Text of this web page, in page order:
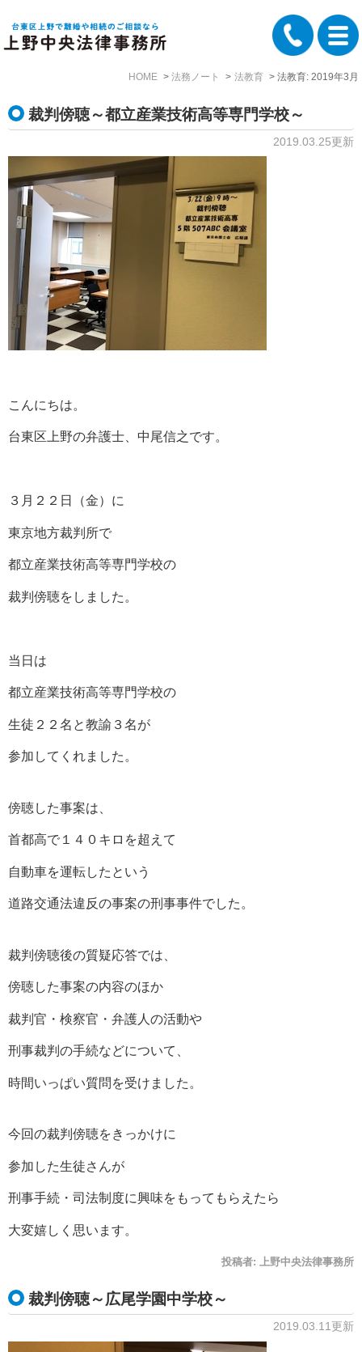
HOME 法務ノート 法教育 法教育: 2019年3月
裁判傍聴～都立産業技術高等専門学校～
2019.03.25更新
こんにちは。
台東区上野の弁護士、中尾信之です。
３月２２日（金）に
東京地方裁判所で
都立産業技術高等専門学校の
裁判傍聴をしました。
当日は
都立産業技術高等専門学校の
生徒２２名と教諭３名が
参加してくれました。
傍聴した事案は、
首都高で１４０キロを超えて
自動車を運転したという
道路交通法違反の事案の刑事事件でした。
裁判傍聴後の質疑応答では、
傍聴した事案の内容のほか
裁判官・検察官・弁護人の活動や
刑事裁判の手続などについて、
時間いっぱい質問を受けました。
今回の裁判傍聴をきっかけに
参加した生徒さんが
刑事手続・司法制度に興味をもってもらえたら
大変嬉しく思います。
投稿者: 上野中央法律事務所
裁判傍聴～広尾学園中学校～
2019.03.11更新